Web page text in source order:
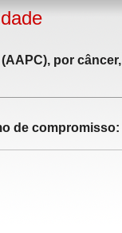
por
de compromisso: